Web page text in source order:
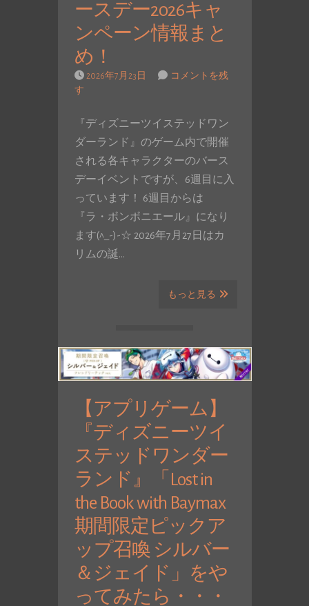
ースデー2026キャ
ンペーン情報まと
め！
2026年7月23日
コメントを残
す
『ディズニーツイステッドワン
ダーランド』のゲーム内で開催
される各キャラクターのバース
デーイベントですが、6週目に入
っています！ 6週目からは
『ラ・ボンボニエール』になり
ます(^_-)-☆ 2026年7月27日はカ
リムの誕…
もっと見る
【アプリゲーム】
『ディズニーツイ
ステッドワンダー
ランド』「Lost in
the Book with Baymax
期間限定ピックア
ップ召喚 シルバー
＆ジェイド」をや
ってみたら・・・